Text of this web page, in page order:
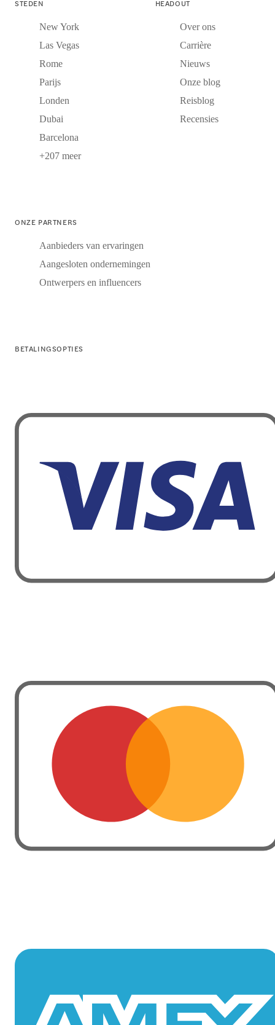
STEDEN
New York
Las Vegas
Rome
Parijs
Londen
Dubai
Barcelona
+207 meer
HEADOUT
Over ons
Carrière
Nieuws
Onze blog
Reisblog
Recensies
ONZE PARTNERS
Aanbieders van ervaringen
Aangesloten ondernemingen
Ontwerpers en influencers
BETALINGSOPTIES